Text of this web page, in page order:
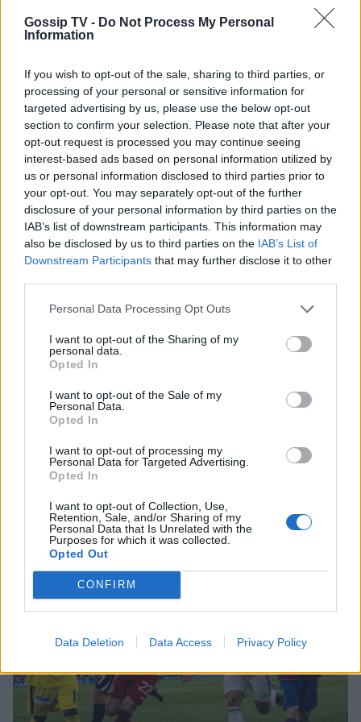
Gossip TV - Do Not Process My Personal
Information
If you wish to opt-out of the sale, sharing to third parties, or
processing of your personal or sensitive information for
targeted advertising by us, please use the below opt-out
section to confirm your selection. Please note that after your
opt-out request is processed you may continue seeing
interest-based ads based on personal information utilized by
us or personal information disclosed to third parties prior to
your opt-out. You may separately opt-out of the further
disclosure of your personal information by third parties on the
IAB’s list of downstream participants. This information may
also be disclosed by us to third parties on the IAB’s List of
Downstream Participants that may further disclose it to other
Personal Data Processing Opt Outs
I want to opt-out of the Sharing of my
personal data.
Opted In
I want to opt-out of the Sale of my
Personal Data.
Opted In
I want to opt-out of processing my
Personal Data for Targeted Advertising.
Opted In
I want to opt-out of Collection, Use,
Retention, Sale, and/or Sharing of my
Personal Data that Is Unrelated with the
Purposes for which it was collected.
Opted Out
CONFIRM
Data Deletion Data Access Privacy Policy
SHOWBIZ
σου ρε μαμά» - Το viral βίντεο της
Θεοδωρίδου με την σικ μαμά της
SHOWBIZ
Αλεξάνδρα Νίκα: Ξυπόλητη με το πιο
σικ αέρινο φόρεμα πάνω στο
σκάφος – Η βόλτα με τον γιο της
τον νέο ρόλο της - Από τη «Γη της
Κλεοπάτρα»
Σίσσυ Χρηστίδου: Πότε κάνει
πρεμιέρα Το Χαμογέλα και πάλι;
SHOWBIZ
6 Αυγούστου 1999: Η ημέρα που
«σίγησε» η μεγάλη κυρία του λαϊκού,
το πόσο γρήγορα περνά η ζωή
ΟΛΕΣ ΟΙ ΕΙΔΗΣΕΙΣ
DPG NETWORK
Τι είναι το «σύννεφο φωτιάς» -pyrocumulus ή
πυροσωρείτης: Δείτε βίντεο της πυρκαγιάς στον